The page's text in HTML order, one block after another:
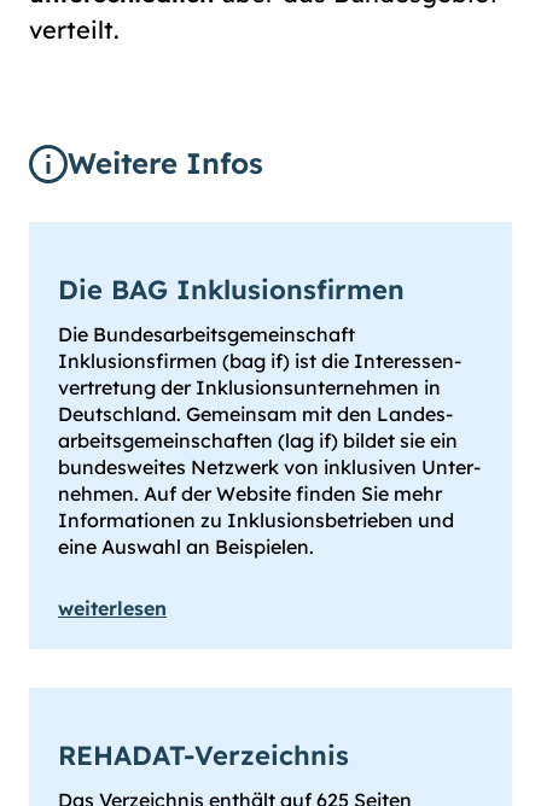
verteilt.
Weitere Infos
Die BAG Inklusionsfirmen
Die Bundesarbeitsgemeinschaft
Inklusionsfirmen (bag if) ist die Interessen­
vertretung der Inklusions­unternehmen in
Deutschland. Gemeinsam mit den Landes­
arbeits­ge­mein­schaften (lag if) bildet sie ein
bundes­weites Netzwerk von inklusiven Unter­
nehmen. Auf der Website finden Sie mehr
Infor­mationen zu Inklusions­betrieben und
eine Aus­wahl an Bei­spielen.
weiterlesen
REHADAT-Verzeichnis
Das Verzeichnis enthält auf 625 Seiten